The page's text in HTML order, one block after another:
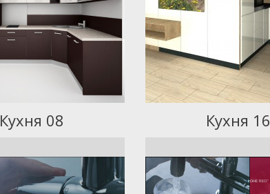
Кухня 08 Кухня 16